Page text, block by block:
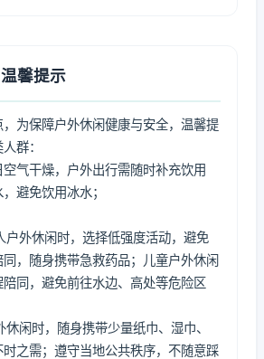
馨提示
为保障户外休闲健康与安全，温馨提
群：
气干燥，户外出行需随时补充饮用
避免饮用冰水；
户外休闲时，选择低强度活动，避免
，随身携带急救药品；儿童户外休闲
同，避免前往水边、高处等危险区
闲时，随身携带少量纸巾、湿巾、
之需；遵守当地公共秩序，不随意踩